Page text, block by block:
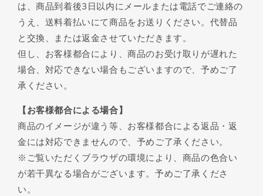
は、商品到着後3日以内にメールまたは電話でご連絡の
うえ、送料着払いにて商品をお送りください。代替品
と交換、または返金させていただきます。
但し、お客様都合により、商品のお受け取りが遅れた
場合、対応できない場合もございますので、予めご了
承ください。
【お客様都合による場合】
商品のイメージが違う等、お客様都合による返品・返
金には対応できませんので、予めご了承ください。
※ご覧いただくブラウザの環境により、商品の色合い
が若干異なる場合がございます。予めご了承くださ
い。